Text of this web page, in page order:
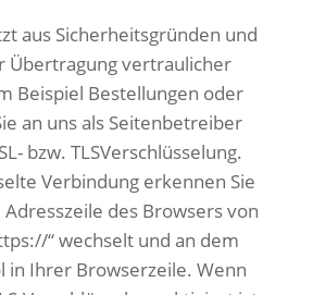
aus Sicherheitsgründen und
Übertragung vertraulicher
Beispiel Bestellungen oder
an uns als Seitenbetreiber
bzw. TLSVerschlüsselung.
Verbindung erkennen Sie
Adresszeile des Browsers von
“ wechselt und an dem
in Ihrer Browserzeile. Wenn